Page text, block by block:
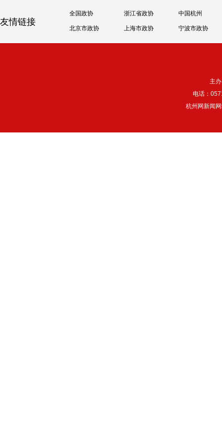
友情链接
全国政协 浙江省政协 中国杭州
北京市政协 上海市政协 宁波市政协
主
电话：
杭州网新闻